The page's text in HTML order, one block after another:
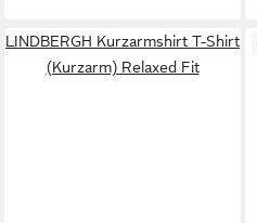
LINDBERGH Kurzarmshirt T-Shirt
(Kurzarm) Relaxed Fit